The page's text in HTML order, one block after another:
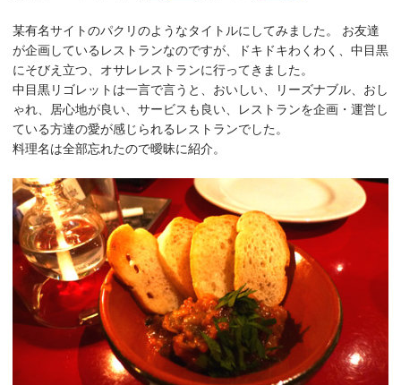
某有名サイトのパクリのようなタイトルにしてみました。 お友達
が企画しているレストランなのですが、ドキドキわくわく、中目黒
にそびえ立つ、オサレレストランに行ってきました。
中目黒リゴレットは一言で言うと、おいしい、リーズナブル、おし
ゃれ、居心地が良い、サービスも良い、レストランを企画・運営し
ている方達の愛が感じられるレストランでした。
料理名は全部忘れたので曖昧に紹介。